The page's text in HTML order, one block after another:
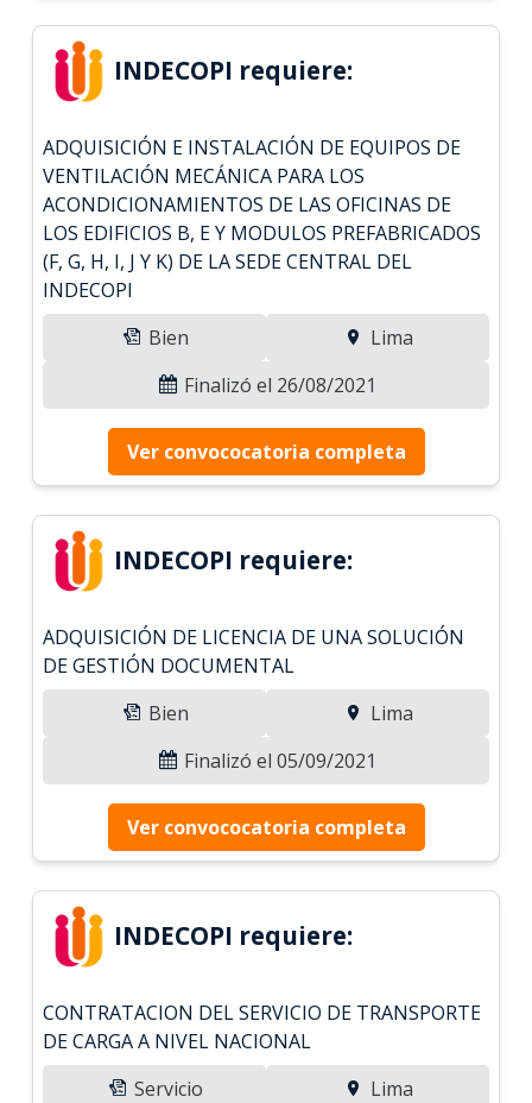
INDECOPI requiere:
ADQUISICIÓN E INSTALACIÓN DE EQUIPOS DE
VENTILACIÓN MECÁNICA PARA LOS
ACONDICIONAMIENTOS DE LAS OFICINAS DE
LOS EDIFICIOS B, E Y MODULOS PREFABRICADOS
(F, G, H, I, J Y K) DE LA SEDE CENTRAL DEL
INDECOPI
Bien
Lima
Finalizó el 26/08/2021
Ver convococatoria completa
INDECOPI requiere:
ADQUISICIÓN DE LICENCIA DE UNA SOLUCIÓN
DE GESTIÓN DOCUMENTAL
Bien
Lima
Finalizó el 05/09/2021
Ver convococatoria completa
INDECOPI requiere:
CONTRATACION DEL SERVICIO DE TRANSPORTE
DE CARGA A NIVEL NACIONAL
Servicio
Lima